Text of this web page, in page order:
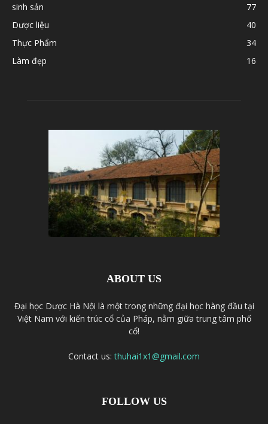
sinh sản
77
Dược liệu
40
Thực Phẩm
34
Làm đẹp
16
ABOUT US
Đại học Dược Hà Nội là một trong những đại học hàng đầu tại
Việt Nam với kiến trúc cổ của Pháp, nằm giữa trung tâm phố
cổ!
Contact us:thuhai1x1@gmail.com
FOLLOW US